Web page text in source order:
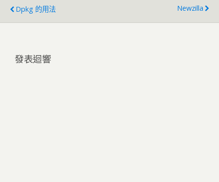
Dpkg 的用法
Newzilla
發表迴響